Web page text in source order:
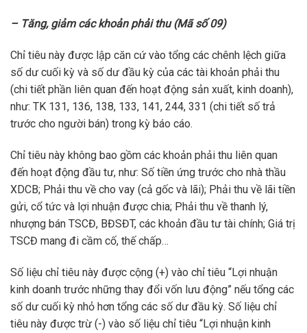
– Tăng, giảm các khoản phải thu (Mã số 09)
Chỉ tiêu này được lập căn cứ vào tổng các chênh lệch giữa
số dư cuối kỳ và số dư đầu kỳ của các tài khoản phải thu
(chi tiết phần liên quan đến hoạt động sản xuất, kinh doanh),
như: TK 131, 136, 138, 133, 141, 244, 331 (chi tiết số trả
trước cho người bán) trong kỳ báo cáo.
Chỉ tiêu này không bao gồm các khoản phải thu liên quan
đến hoạt động đầu tư, như: Số tiền ứng trước cho nhà thầu
XDCB; Phải thu về cho vay (cả gốc và lãi); Phải thu về lãi tiền
gửi, cổ tức và lợi nhuận được chia; Phải thu về thanh lý,
nhượng bán TSCĐ, BĐSĐT, các khoản đầu tư tài chính; Giá trị
TSCĐ mang đi cầm cố, thế chấp…
Số liệu chỉ tiêu này được cộng (+) vào chỉ tiêu “Lợi nhuận
kinh doanh trước những thay đổi vốn lưu động” nếu tổng các
số dư cuối kỳ nhỏ hơn tổng các số dư đầu kỳ. Số liệu chỉ
tiêu này được trừ (-) vào số liệu chỉ tiêu “Lợi nhuận kinh